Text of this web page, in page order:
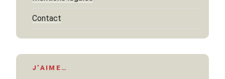
Contact
J’AIME…